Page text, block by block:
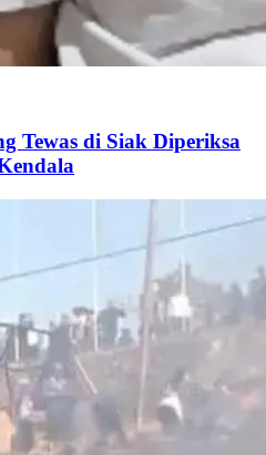
Tewas di Siak Diperiksa